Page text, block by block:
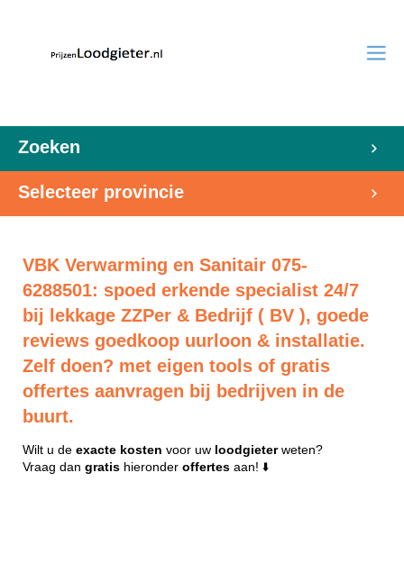
Zoeken
Selecteer provincie
VBK Verwarming en Sanitair 075-
6288501: spoed erkende specialist 24/7
bij lekkage ZZPer & Bedrijf ( BV ), goede
reviews goedkoop uurloon & installatie.
Zelf doen? met eigen tools of gratis
offertes aanvragen bij bedrijven in de
buurt.
Wilt u de exacte kosten voor uw loodgieterweten?
Vraag dan gratis hieronder offertes aan! ⬇️